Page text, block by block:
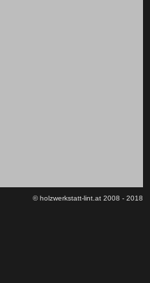
© holzwerkstatt-lint.at 2008 - 2018